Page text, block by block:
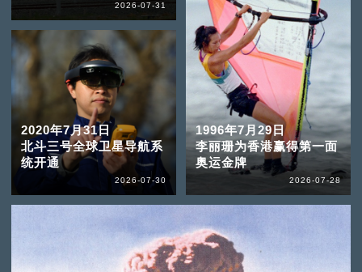
2026-07-31
2020年7月31日
北斗三号全球卫星导航系
统开通
2026-07-30
1996年7月29日
李丽珊为香港赢得第一面
奥运金牌
2026-07-28